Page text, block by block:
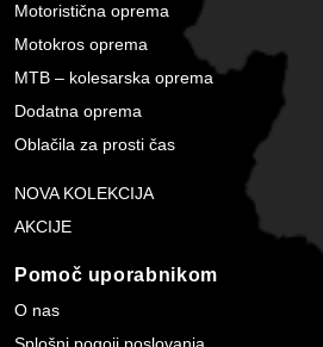
Motoristična oprema
Motokros oprema
MTB – kolesarska oprema
Dodatna oprema
Oblačila za prosti čas
NOVA KOLEKCIJA
AKCIJE
Pomoč uporabnikom
O nas